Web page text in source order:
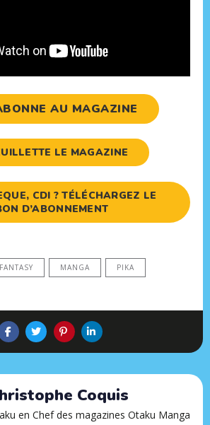
AU MAGAZINE
LE MAGAZINE
CDI ? TÉLÉCHARGEZ LE
D’ABONNEMENT
FANTASY MANGA PIKA
Coquis
en Chef des magazines Otaku Manga